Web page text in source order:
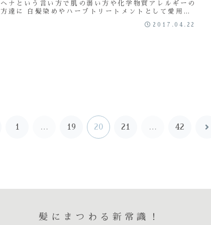
ヘナという言い方で肌の弱い方や化学物質アレルギーの
方達に 白髪染めやハーブトリートメントとして愛用さ
2017.04.22
1 … 19 20 21 … 42
髪にまつわる新常識！